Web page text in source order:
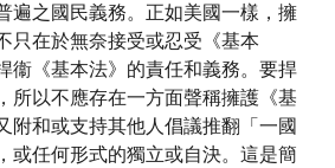
遍之國民義務。正如美國一樣，擁
只在於無奈接受或忍受《基本
衞《基本法》的責任和義務。要捍
所以不應存在一方面聲稱擁護《基
附和或支持其他人倡議推翻「一國
或任何形式的獨立或自決。這是簡